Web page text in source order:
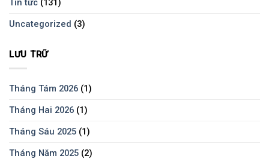
Tin tức (131)
Uncategorized (3)
LƯU TRỮ
Tháng Tám 2026 (1)
Tháng Hai 2026 (1)
Tháng Sáu 2025 (1)
Tháng Năm 2025 (2)